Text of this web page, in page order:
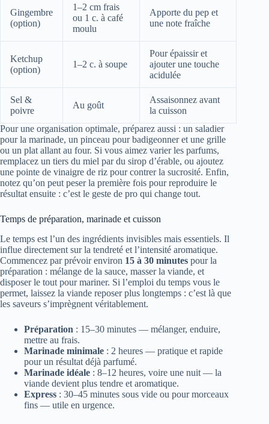
Gingembre
(option)
1–2 cm frais
ou 1 c. à café
moulu
Apporte du pep et
une note fraîche
Ketchup
(option)
1–2 c. à soupe
Pour épaissir et
ajouter une touche
acidulée
Sel &
poivre
Au goût
Assaisonnez avant
la cuisson
Pour une organisation optimale, préparez aussi : un saladier
pour la marinade, un pinceau pour badigeonner et une grille
ou un plat allant au four. Si vous aimez varier les parfums,
remplacez un tiers du miel par du sirop d’érable, ou ajoutez
une pointe de vinaigre de riz pour contrer la sucrosité. Enfin,
notez qu’on peut peser la première fois pour reproduire le
résultat ensuite : c’est le geste de pro qui change tout.
Temps de préparation, marinade et cuisson
Le temps est l’un des ingrédients invisibles mais essentiels. Il
influe directement sur la tendreté et l’intensité aromatique.
Commencez par prévoir environ 15 à 30 minutes pour la
préparation : mélange de la sauce, masser la viande, et
disposer le tout pour mariner. Si l’emploi du temps vous le
permet, laissez la viande reposer plus longtemps : c’est là que
les saveurs s’imprègnent véritablement.
Préparation : 15–30 minutes — mélanger, enduire,
mettre au frais.
Marinade minimale : 2 heures — pratique et rapide
pour un résultat déjà parfumé.
Marinade idéale : 8–12 heures, voire une nuit — la
viande devient plus tendre et aromatique.
Express : 30–45 minutes sous vide ou pour morceaux
fins — utile en urgence.